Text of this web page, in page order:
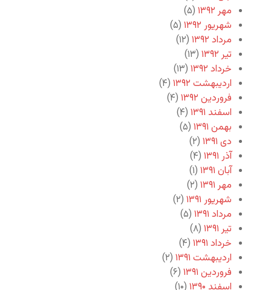
مهر ۱۳۹۲
(۵)
شهریور ۱۳۹۲
(۵)
مرداد ۱۳۹۲
(۱۲)
تیر ۱۳۹۲
(۱۳)
خرداد ۱۳۹۲
(۱۳)
اردیبهشت ۱۳۹۲
(۴)
فروردین ۱۳۹۲
(۴)
اسفند ۱۳۹۱
(۴)
بهمن ۱۳۹۱
(۵)
دی ۱۳۹۱
(۲)
آذر ۱۳۹۱
(۴)
آبان ۱۳۹۱
(۱)
مهر ۱۳۹۱
(۲)
شهریور ۱۳۹۱
(۲)
مرداد ۱۳۹۱
(۵)
تیر ۱۳۹۱
(۸)
خرداد ۱۳۹۱
(۴)
اردیبهشت ۱۳۹۱
(۲)
فروردین ۱۳۹۱
(۶)